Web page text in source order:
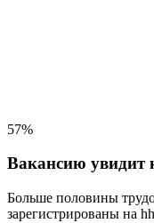
57%
Вакансию увидит
Больше половины
зарегистрированы на